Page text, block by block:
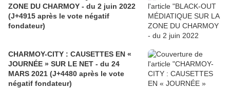
ZONE DU CHARMOY - du 2 juin 2022
(J+4915 après le vote négatif
fondateur)
CHARMOY-CITY : CAUSETTES EN «
JOURNÉE » SUR LE NET - du 24
MARS 2021 (J+4480 après le vote
négatif fondateur)